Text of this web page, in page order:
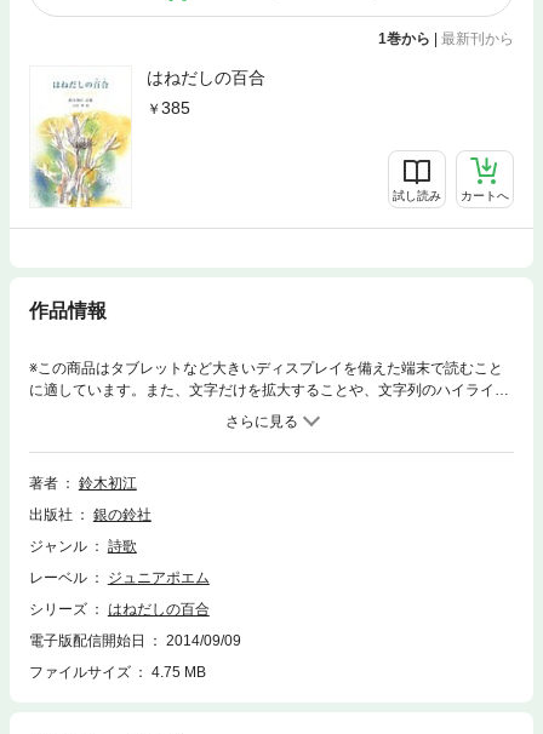
1巻から | 最新刊から
はねだしの百合
385
試し読み カートへ
作品情報
※この商品はタブレットなど大きいディスプレイを備えた端末で読むこと
に適しています。また、文字だけを拡大することや、文字列のハイライ
ト、検索、辞書の参照、引用などの機能が使用できません。耳をすませ
ば、木も風も歌っています。目をこらせば、人も鳥も同じ空気をすってい
ます。ブナの森にはおいしい水がわき、人は自然とともに、かしこく暮ら
してきたことも知りました。こんなにすてきなことって、あるでしょう
見えていたものがちがって見えました。そんな小さな発見がわたしの詩で
す。―あとがきより抜粋―
著者
鈴木初江
出版社
銀の鈴社
ジャンル
詩歌
レーベル
ジュニアポエム
シリーズ
はねだしの百合
電子版配信開始日
2014/09/09
ファイルサイズ
4.75 MB